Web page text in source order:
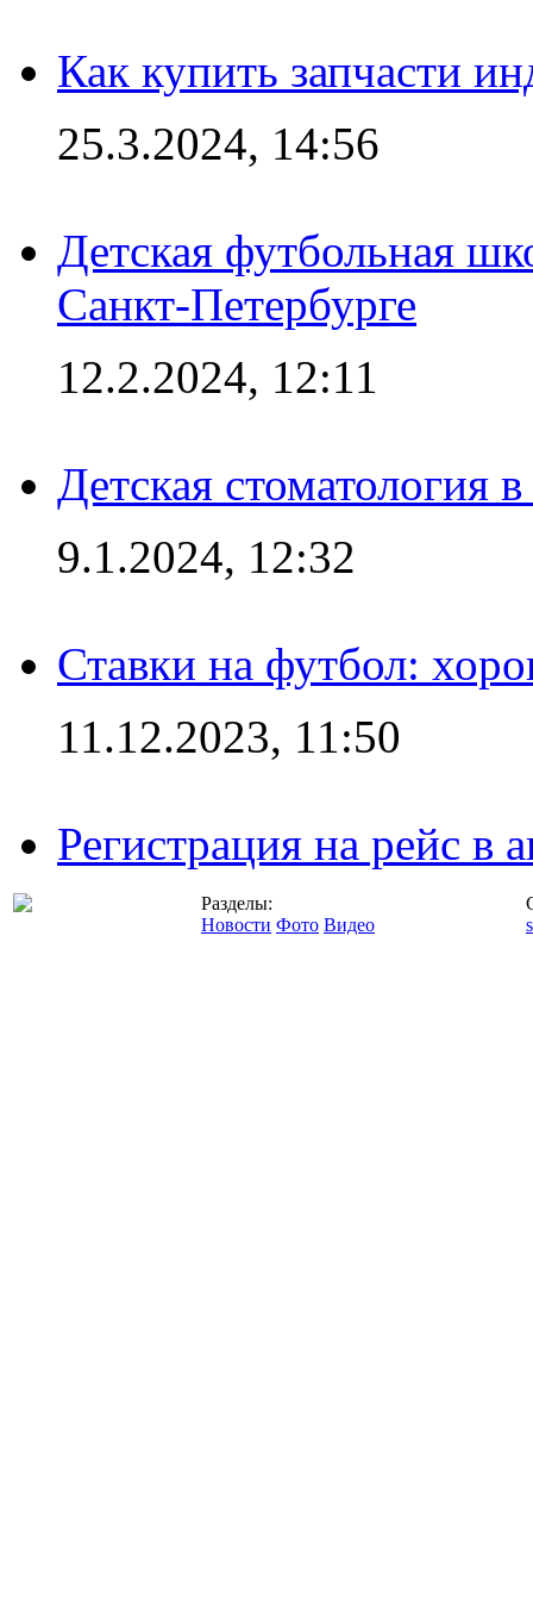
Как купить запчасти
25.3.2024, 14:56
Детская футбольная
Санкт-Петербурге
12.2.2024, 12:11
Детская стоматология
9.1.2024, 12:32
Ставки на футбол:
11.12.2023, 11:50
Регистрация на рейс в
Разделы:
Новости Фото Видео